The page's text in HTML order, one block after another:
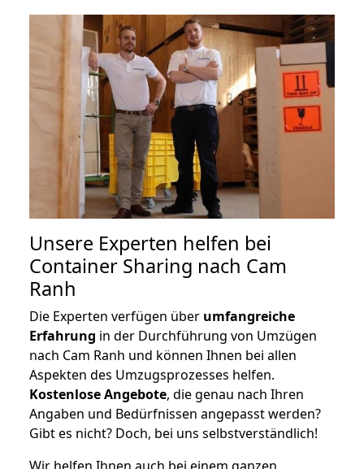
Unsere Experten helfen bei
Container Sharing nach Cam
Ranh
Die Experten verfügen über umfangreiche
Erfahrung in der Durchführung von Umzügen
nach Cam Ranh und können Ihnen bei allen
Aspekten des Umzugsprozesses helfen.
Kostenlose Angebote, die genau nach Ihren
Angaben und Bedürfnissen angepasst werden?
Gibt es nicht? Doch, bei uns selbstverständlich!